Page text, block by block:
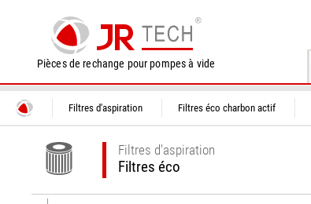
Pièces de rechange pour pompes à vide
Filtres d'aspiration Filtres éco charbon actif
Filtres d'aspiration
Filtres éco